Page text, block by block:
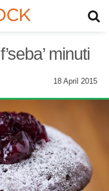
minuti
18 April 2015